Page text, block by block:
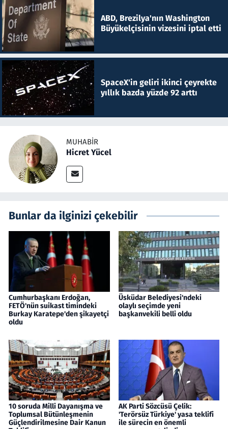
ABD, Brezilya'nın Washington
Büyükelçisinin vizesini iptal etti
SpaceX'in geliri ikinci çeyrekte
yıllık bazda yüzde 92 arttı
MUHABIR
Hicret Yücel
Bunlar da ilginizi çekebilir
Cumhurbaşkanı Erdoğan,
FETÖ'nün suikast timindeki
Burkay Karatepe'den şikayetçi
oldu
Üsküdar Belediyesi'ndeki
olaylı seçimde yeni
başkanvekili belli oldu
10 soruda Milli Dayanışma ve
Toplumsal Bütünleşmenin
Güçlendirilmesine Dair Kanun
AK Parti Sözcüsü Çelik:
'Terörsüz Türkiye' yasa teklifi
ile sürecin en önemli